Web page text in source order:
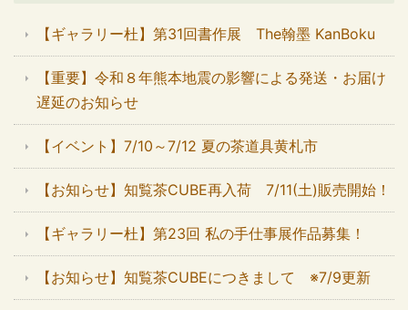
【ギャラリー杜】第31回書作展 The翰墨 KanBoku
【重要】令和８年熊本地震の影響による発送・お届け
遅延のお知らせ
【イベント】7/10～7/12 夏の茶道具黄札市
【お知らせ】知覧茶CUBE再入荷 7/11(土)販売開始！
【ギャラリー杜】第23回 私の手仕事展作品募集！
【お知らせ】知覧茶CUBEにつきまして ※7/9更新